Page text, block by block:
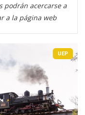
podrán acercarse a
a la página web
UEP